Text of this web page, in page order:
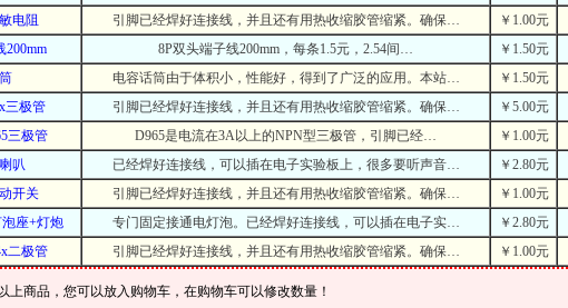
电阻
引脚已经焊好连接线，并且还有用热收缩胶管缩紧。确保… ￥1.00元
200mm
8P双头端子线200mm，每条1.5元，2.54间… ￥1.50元
电容话筒由于体积小，性能好，得到了广泛的应用。本站… ￥1.50元
三极管
引脚已经焊好连接线，并且还有用热收缩胶管缩紧。确保… ￥5.00元
三极管
D965是电流在3A以上的NPN型三极管，引脚已经… ￥1.00元
叭
已经焊好连接线，可以插在电子实验板上，很多要听声音… ￥2.80元
开关
引脚已经焊好连接线，并且还有用热收缩胶管缩紧。确保… ￥1.00元
座+灯炮
专门固定接通电灯泡。已经焊好连接线，可以插在电子实… ￥2.80元
二极管
引脚已经焊好连接线，并且还有用热收缩胶管缩紧。确保… ￥1.00元
上商品，您可以放入购物车，在购物车可以修改数量！